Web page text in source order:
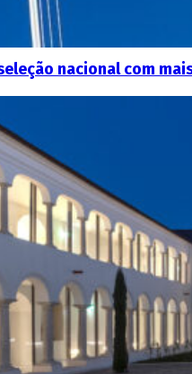
nacional com